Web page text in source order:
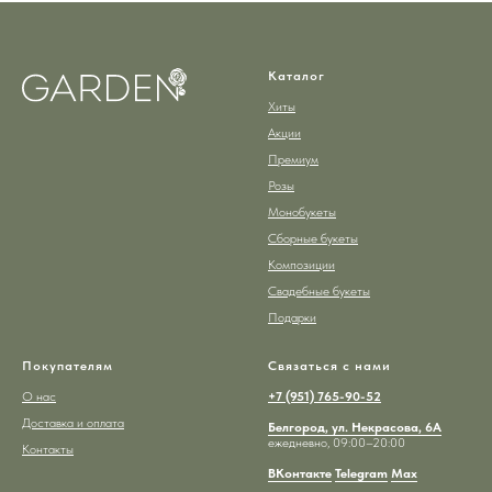
Каталог
Хиты
Акции
Премиум
Розы
Монобукеты
Сборные букеты
Композиции
Свадебные букеты
Подарки
Покупателям
О нас
Доставка и оплата
Контакты
Связаться с нами
+7 (951) 765-90-52
Белгород, ул. Некрасова, 6А
ежедневно, 09:00–20:00
ВКонтакте Telegram Max